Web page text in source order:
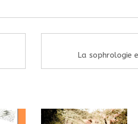
La sophrologie